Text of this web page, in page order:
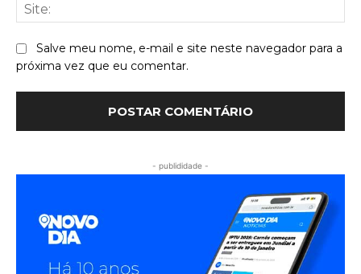
Salve meu nome, e-mail e site neste navegador para a
próxima vez que eu comentar.
- publididade -